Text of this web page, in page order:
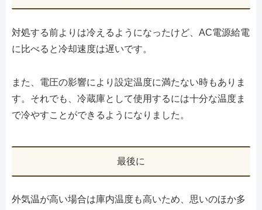
対処する前よりは冷えるようになったけど、AC電源給電
に比べると冷却速度は遅いです。
また、電圧の影響により設定温度に満たない時もありま
す。それでも、冷蔵庫として使用するには十分な温度ま
で冷やすことができるようになりました。
最後に
外気温が高い場合は庫内温度も高いため、思いのほか多